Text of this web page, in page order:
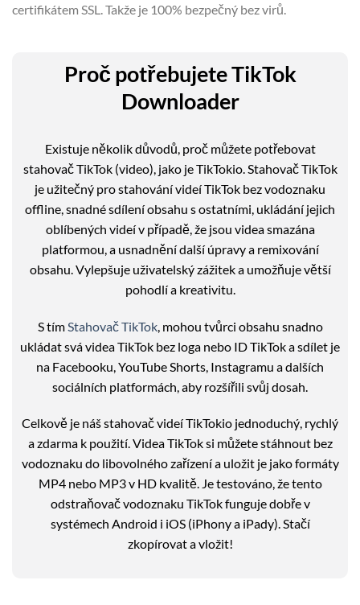
certifikátem SSL. Takže je 100% bezpečný bez virů.
Proč potřebujete TikTok
Downloader
Existuje několik důvodů, proč můžete potřebovat
stahovač TikTok (video), jako je TikTokio. Stahovač TikTok
je užitečný pro stahování videí TikTok bez vodoznaku
offline, snadné sdílení obsahu s ostatními, ukládání jejich
oblíbených videí v případě, že jsou videa smazána
platformou, a usnadnění další úpravy a remixování
obsahu. Vylepšuje uživatelský zážitek a umožňuje větší
pohodlí a kreativitu.
S tím Stahovač TikTok, mohou tvůrci obsahu snadno
ukládat svá videa TikTok bez loga nebo ID TikTok a sdílet je
na Facebooku, YouTube Shorts, Instagramu a dalších
sociálních platformách, aby rozšířili svůj dosah.
Celkově je náš stahovač videí TikTokio jednoduchý, rychlý
a zdarma k použití. Videa TikTok si můžete stáhnout bez
vodoznaku do libovolného zařízení a uložit je jako formáty
MP4 nebo MP3 v HD kvalitě. Je testováno, že tento
odstraňovač vodoznaku TikTok funguje dobře v
systémech Android i iOS (iPhony a iPady). Stačí
zkopírovat a vložit!